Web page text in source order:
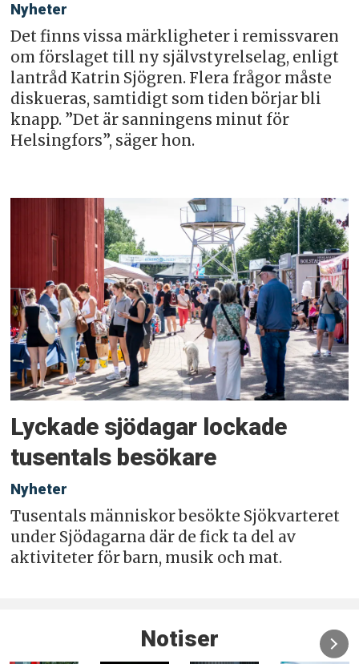
Nyheter
Det finns vissa märkligheter i remissvaren
om förslaget till ny självstyrelselag, enligt
lantråd Katrin Sjögren. Flera frågor måste
diskueras, samtidigt som tiden börjar bli
knapp. ”Det är sanningens minut för
Helsingfors”, säger hon.
Lyckade sjödagar lockade
tusentals besökare
Nyheter
Tusentals människor besökte Sjökvarteret
under Sjödagarna där de fick ta del av
aktiviteter för barn, musik och mat.
Notiser